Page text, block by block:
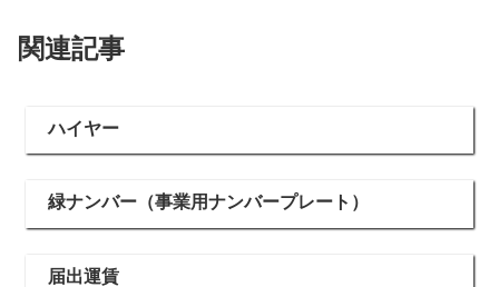
関連記事
ハイヤー
緑ナンバー（事業用ナンバープレート）
届出運賃